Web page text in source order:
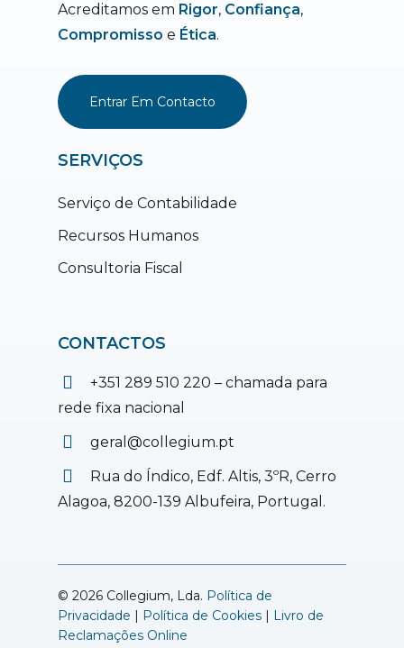
Acreditamos em Rigor, Confiança,
Compromisso e Ética.
Entrar Em Contacto
SERVIÇOS
Serviço de Contabilidade
Recursos Humanos
Consultoria Fiscal
CONTACTOS
+351 289 510 220 – chamada para
rede fixa nacional
geral@collegium.pt
Rua do Índico, Edf. Altis, 3ºR, Cerro
Alagoa, 8200-139 Albufeira, Portugal.
© 2026 Collegium, Lda. Política de
Privacidade | Política de Cookies | Livro de
Reclamações Online